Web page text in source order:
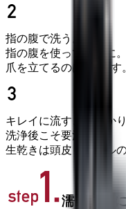
指の腹で洗う。
指の腹を使って丁寧に。
爪を立てるのはNGです
キレイに流す、しっかり
洗浄後こそ要注意。
生乾きは頭皮トラブルの
濡らす前